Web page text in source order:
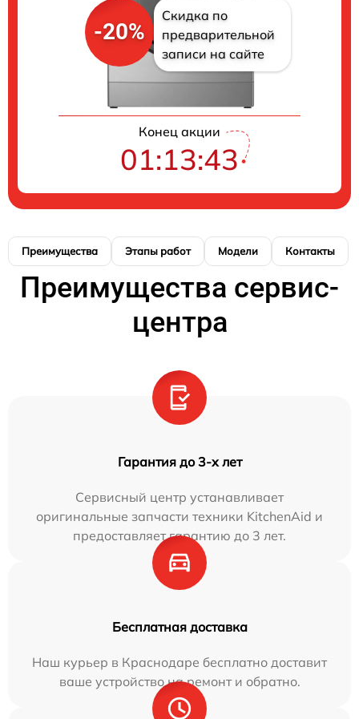
-20%
Скидка по
предварительной
записи на сайте
Конец акции
01:13:42
Преимущества Этапы работ Модели Контакты
Преимущества сервис-
центра
Гарантия до 3-х лет
Сервисный центр устанавливает
оригинальные запчасти техники KitchenAid и
предоставляет гарантию до 3 лет.
Бесплатная доставка
Наш курьер в Краснодаре бесплатно доставит
ваше устройство на ремонт и обратно.